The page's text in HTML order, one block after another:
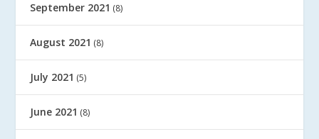
September 2021 (8)
August 2021 (8)
July 2021 (5)
June 2021 (8)